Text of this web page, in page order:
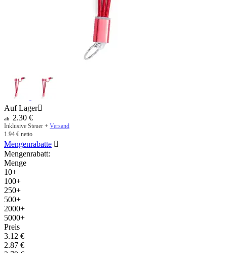
Auf Lager
ab 2.30 €
Inklusive Steuer + Versand
1.94 € netto
Mengenrabatte 
Mengenrabatt:
Menge
10+
100+
250+
500+
2000+
5000+
Preis
3.12 €
2.87 €